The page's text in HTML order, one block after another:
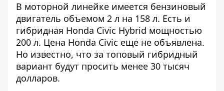
В моторной линейке имеется бензиновый
двигатель объемом 2 л на 158 л. Есть и
гибридная Honda Civic Hybrid мощностью
200 л. Цена Honda Civic еще не объявлена.
Но известно, что за топовый гибридный
вариант будут просить менее 30 тысяч
долларов.